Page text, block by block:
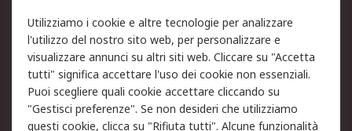
Informativa Cookie
Informativa Privacy -
Aggiornata
Email Security
Termini d'uso
Condizioni di vendita
Condizioni generali di
servizio
Utilizziamo i cookie e altre tecnologie per analizzare
l'utilizzo del nostro sito web, per personalizzare e
visualizzare annunci su altri siti web. Cliccare su "Accetta
tutti" significa accettare l'uso dei cookie non essenziali.
Puoi scegliere quali cookie accettare cliccando su
"Gestisci preferenze". Se non desideri che utilizziamo
questi cookie, clicca su "Rifiuta tutti". Alcune funzionalità